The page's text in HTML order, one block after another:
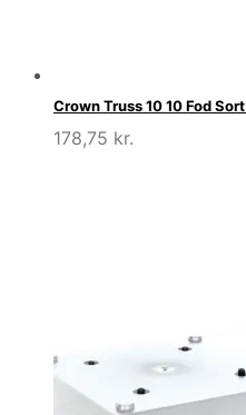
Crown Truss 10 10 Fod
178,75 kr.